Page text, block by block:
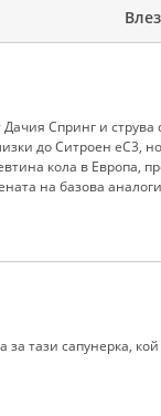
Влез
Спринг и струва
до Ситроен еС3,
кола в Европа,
на базова
тази сапунерка,